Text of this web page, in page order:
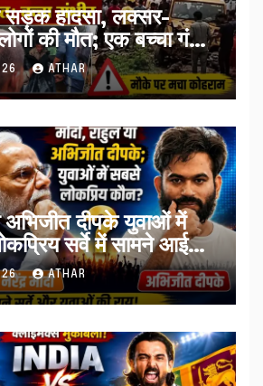
सड़क हादसा, लक्सर-
की मौत; एक बच्चा गंभीर
ATHAR
अभिजीत दीपके युवाओं में
सर्वे में सामने आई
ATHAR